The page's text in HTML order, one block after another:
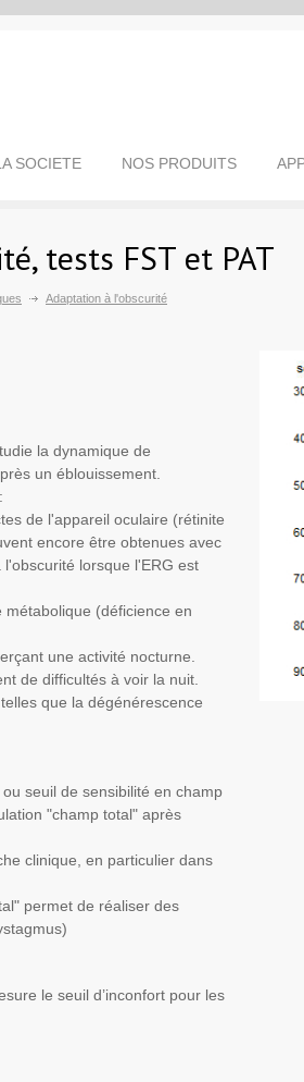
SOCIETE NOS PRODUITS
tests FST et PAT
Adaptation à l'obscurité
la dynamique de
un éblouissement.
de l'appareil oculaire (rétinite
encore être obtenues avec
lorsque l'ERG est
(déficience en
une activité nocturne.
de difficultés à voir la nuit.
que la dégénérescence
seuil de sensibilité en champ
"champ total" après
clinique, en particulier dans
permet de réaliser des
le seuil d’inconfort pour les